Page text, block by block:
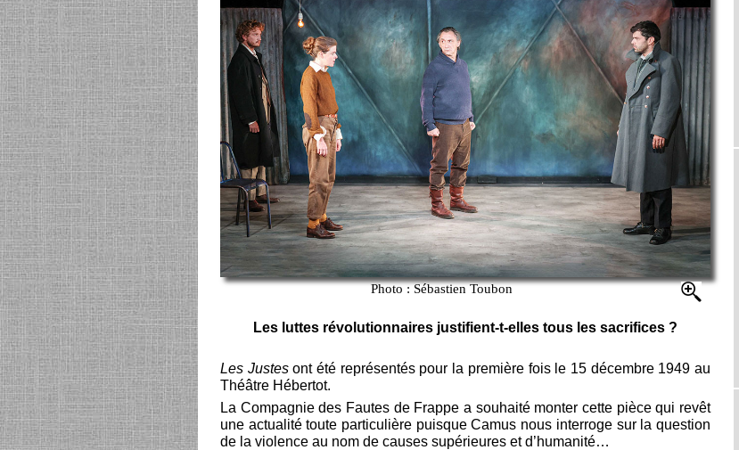
Photo : Sébastien Toubon
Les luttes révolutionnaires justifient-t-elles tous les sacrifices ?
Les Justesont été représentés pour la première fois le 15 décembre 1949 au
Théâtre Hébertot.
La Compagnie des Fautes de Frappe a souhaité monter cette pièce qui revêt
une actualité toute particulière puisque Camus nous interroge sur la question
de la violence au nom de causes supérieures et d’humanité…